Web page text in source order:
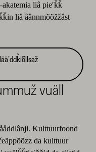
liâ pieʹǩǩ
liâ âânnmõõžžâst
vuäll
Kulttuurfoond
da kulttuur